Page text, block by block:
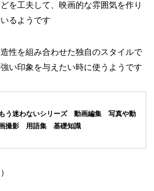
を工夫して、映画的な雰囲気を作り
るようです
造性を組み合わせた独自のスタイルで
い印象を与えたい時に使うようです
もう迷わないシリーズ 動画編集 写真や動
撮影 用語集 基礎知識